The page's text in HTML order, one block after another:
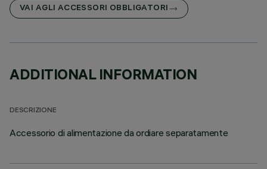
VAI AGLI ACCESSORI OBBLIGATORI
ADDITIONAL INFORMATION
DESCRIZIONE
Accessorio di alimentazione da ordiare separatamente